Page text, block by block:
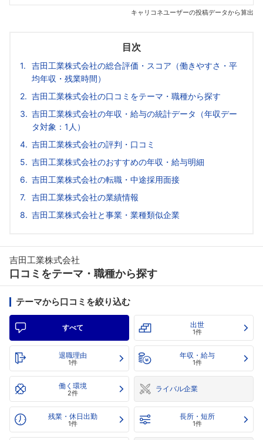
キャリコネユーザーの投稿データから算出
目次
吉田工業株式会社の総合評価・スコア（働きやすさ・平
均年収・残業時間）
吉田工業株式会社の口コミをテーマ・職種から探す
吉田工業株式会社の年収・給与の統計データ（年収デー
タ対象：1人）
吉田工業株式会社の評判・口コミ
吉田工業株式会社のおすすめの年収・給与明細
吉田工業株式会社の転職・中途採用面接
吉田工業株式会社の業績情報
吉田工業株式会社と事業・業種類似企業
吉田工業株式会社
口コミをテーマ・職種から探す
テーマから口コミを絞り込む
すべて 出世
1件
退職理由
1件
年収・給与
1件
働く環境
2件 ライバル企業
残業・休日出勤
1件
長所・短所
1件